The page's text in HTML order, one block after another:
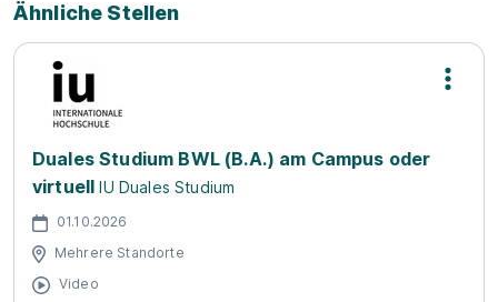
Ähnliche Stellen
Duales Studium BWL (B.A.) am Campus oder
virtuell IU Duales Studium
01.10.2026
Mehrere Standorte
Video